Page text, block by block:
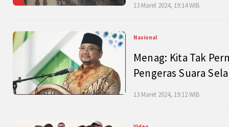
13 Maret 2024, 19:14 WIB
Nasional
Menag: Kita Tak
Pengeras Suara
13 Maret 2024, 19:12 WIB